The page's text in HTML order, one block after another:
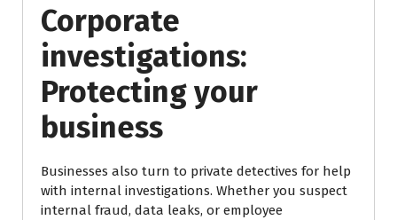
Corporate
investigations:
Protecting your
business
Businesses also turn to private detectives for help
with internal investigations. Whether you suspect
internal fraud, data leaks, or employee